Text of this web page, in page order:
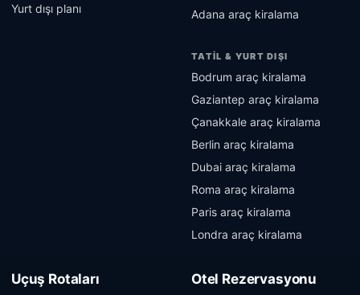
Yurt dışı planı
Adana araç kiralama
TATIL & YURT DIŞI
Bodrum araç kiralama
Gaziantep araç kiralama
Çanakkale araç kiralama
Berlin araç kiralama
Dubai araç kiralama
Roma araç kiralama
Paris araç kiralama
Londra araç kiralama
Uçuş Rotaları Otel Rezervasyonu